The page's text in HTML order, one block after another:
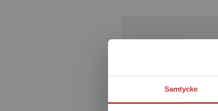
Samtycke